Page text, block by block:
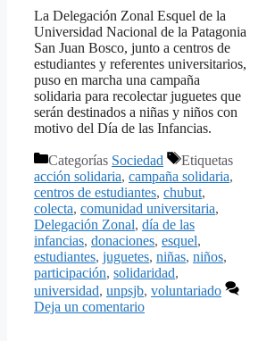
La Delegación Zonal Esquel de la
Universidad Nacional de la Patagonia
San Juan Bosco, junto a centros de
estudiantes y referentes universitarios,
puso en marcha una campaña
solidaria para recolectar juguetes que
serán destinados a niñas y niños con
motivo del Día de las Infancias.
Categorías Sociedad
Etiquetas
acción solidaria, campaña solidaria,
centros de estudiantes, chubut,
colecta, comunidad universitaria,
Delegación Zonal, día de las
infancias, donaciones, esquel,
estudiantes, juguetes, niñas, niños,
participación, solidaridad,
universidad, unpsjb, voluntariado
Deja un comentario